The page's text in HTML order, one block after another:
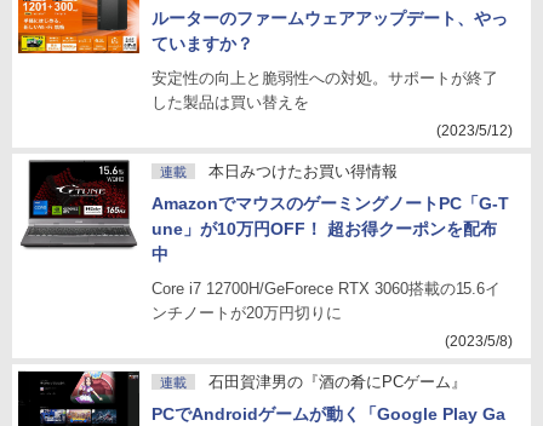
ルーターのファームウェアアップデート、やっ
ていますか？
安定性の向上と脆弱性への対処。サポートが終了
した製品は買い替えを
(2023/5/12)
連載 本日みつけたお買い得情報
AmazonでマウスのゲーミングノートPC「G-T
une」が10万円OFF！ 超お得クーポンを配布
中
Core i7 12700H/GeForece RTX 3060搭載の15.6イ
ンチノートが20万円切りに
(2023/5/8)
連載 石田賀津男の『酒の肴にPCゲーム』
PCでAndroidゲームが動く「Google Play Ga